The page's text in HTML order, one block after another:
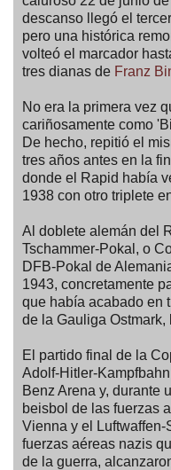
descanso llegó el
pero una histórica
volteó el marcador
tres dianas de Franz
No era la primera vez
cariñosamente como
De hecho, repitió el
tres años antes en la
donde el Rapid había
1938 con otro triplete
Al doblete alemán del
Tschammer-Pokal, o
DFB-Pokal de
1943, concretamente
que había acabado en
de la Gauliga
El partido final de la
Adolf-Hitler-
Benz Arena y, durante
beisbol de las fuerzas
Vienna y el
fuerzas aéreas nazis
de la guerra,